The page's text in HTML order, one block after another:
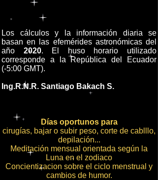
Los cálculos y la información diaria se
basan en las efemérides astronómicas del
año 2020. El huso horario utilizado
corresponde a la República del Ecuador
(-5:00 GMT).
Ing.R.N.R. Santiago Bakach S.
Días oportunos para
cirugías, bajar o subir peso, corte de cablllo,
depilación...
Meditación mensual orientada según la
Luna en el zodiaco
Concientizacion sobre el ciclo menstrual y
cambios de humor.